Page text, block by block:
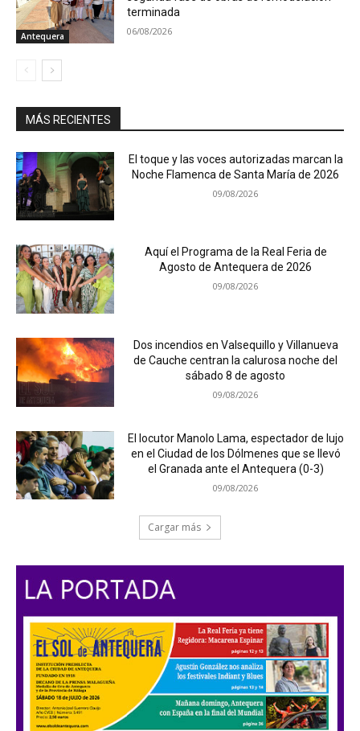
Antequera
terminada
06/08/2026
MÁS RECIENTES
El toque y las voces autorizadas marcan la
Noche Flamenca de Santa María de 2026
09/08/2026
Aquí el Programa de la Real Feria de
Agosto de Antequera de 2026
09/08/2026
Dos incendios en Valsequillo y Villanueva
de Cauche centran la calurosa noche del
sábado 8 de agosto
09/08/2026
El locutor Manolo Lama, espectador de lujo
en el Ciudad de los Dólmenes que se llevó
el Granada ante el Antequera (0-3)
09/08/2026
Cargar más